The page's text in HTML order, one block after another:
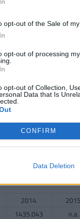
opt-out of the Sale of
opt-out of processing
opt-out of Collection,
Data that Is
CONFIRM
Data Deletion
2014 2015
száma
2014
21.587
2014
2014 2015
1435.043 n.a.